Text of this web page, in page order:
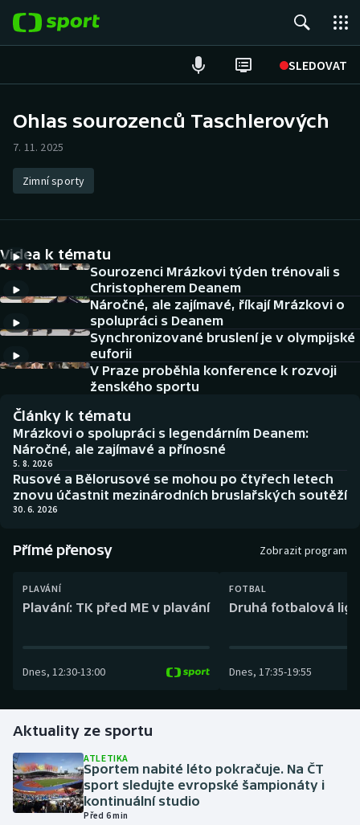
SLEDOVAT
Hokej
Tenis
Atletika
Cyklistika
DALŠÍ SPORTY
Americký fotbal
Baseball a softbal
Basketbal
Biatlon
Boby a skeleton
Dostihy
Futsal
Gymnastika
Házená
NEPŘEHLÉDNĚTE
Soutěže
Historické návraty
Aplikace ČT sport
AZ kvíz
Ohlas sourozenců Taschlerových
7. 11. 2025
Zimní sporty
Videa k tématu
Sourozenci Mrázkovi týden trénovali s
Christopherem Deanem
Náročné, ale zajímavé, říkají Mrázkovi o
spolupráci s Deanem
Synchronizované bruslení je v olympijské
euforii
V Praze proběhla konference k rozvoji
ženského sportu
Články k tématu
Mrázkovi o spolupráci s legendárním Deanem:
Náročné, ale zajímavé a přínosné
5. 8. 2026
Rusové a Bělorusové se mohou po čtyřech letech
znovu účastnit mezinárodních bruslařských soutěží
30. 6. 2026
Přímé přenosy Zobrazit program
PLAVÁNÍ
Plavání: TK před ME v plavání
Dnes, 12:30-13:00
FOTBAL
Druhá fotbalová
Dnes, 17:35-19:55
Aktuality ze sportu
ATLETIKA
Sportem nabité léto pokračuje. Na ČT
sport sledujte evropské šampionáty i
kontinuální studio
Před 6 min